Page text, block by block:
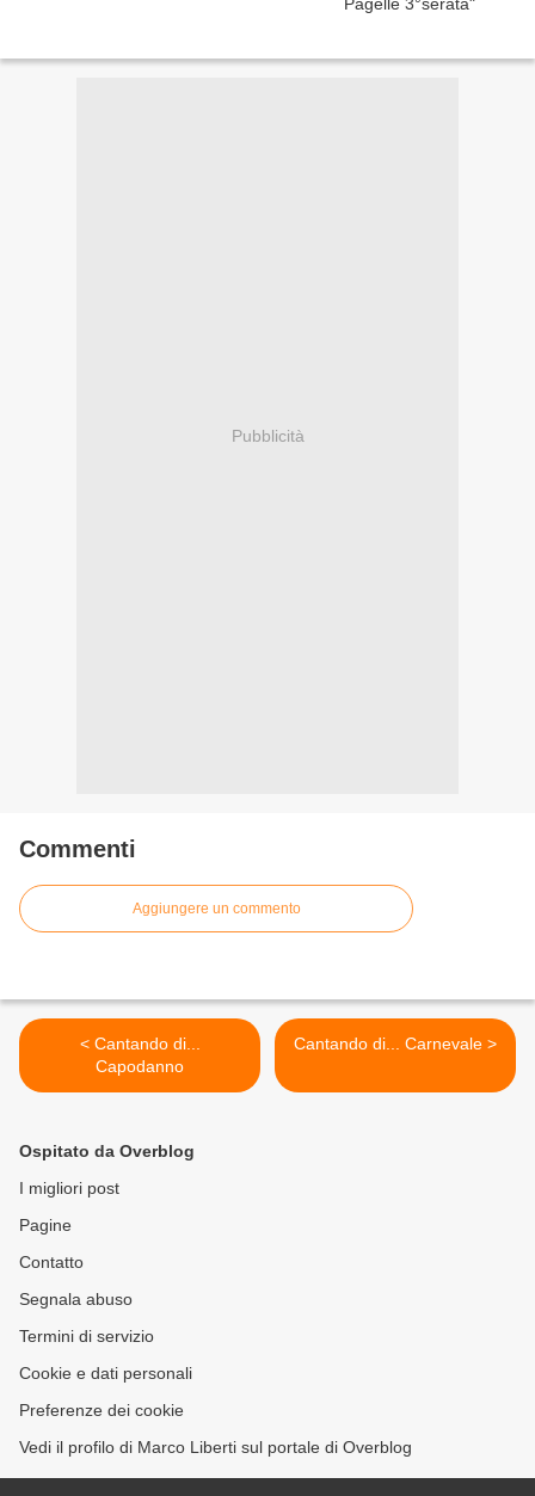
Pubblicità
Commenti
Aggiungere un commento
< Cantando di...
Capodanno
Cantando di... Carnevale >
Ospitato da Overblog
I migliori post
Pagine
Contatto
Segnala abuso
Termini di servizio
Cookie e dati personali
Preferenze dei cookie
Vedi il profilo di Marco Liberti sul portale di Overblog